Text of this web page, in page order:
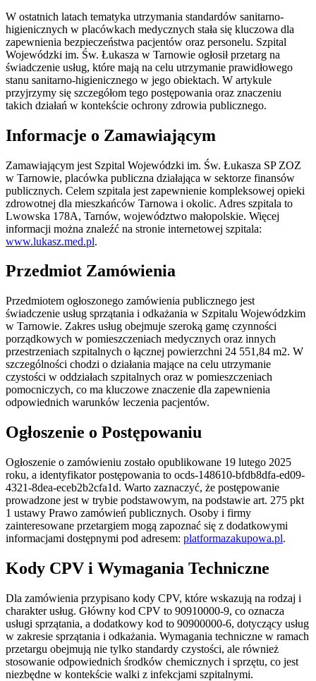
W ostatnich latach tematyka utrzymania standardów sanitarno-
higienicznych w placówkach medycznych stała się kluczowa dla
zapewnienia bezpieczeństwa pacjentów oraz personelu. Szpital
Wojewódzki im. Św. Łukasza w Tarnowie ogłosił przetarg na
świadczenie usług, które mają na celu utrzymanie prawidłowego
stanu sanitarno-higienicznego w jego obiektach. W artykule
przyjrzymy się szczegółom tego postępowania oraz znaczeniu
takich działań w kontekście ochrony zdrowia publicznego.
Informacje o Zamawiającym
Zamawiającym jest Szpital Wojewódzki im. Św. Łukasza SP ZOZ
w Tarnowie, placówka publiczna działająca w sektorze finansów
publicznych. Celem szpitala jest zapewnienie kompleksowej opieki
zdrowotnej dla mieszkańców Tarnowa i okolic. Adres szpitala to
Lwowska 178A, Tarnów, województwo małopolskie. Więcej
informacji można znaleźć na stronie internetowej szpitala:
www.lukasz.med.pl.
Przedmiot Zamówienia
Przedmiotem ogłoszonego zamówienia publicznego jest
świadczenie usług sprzątania i odkażania w Szpitalu Wojewódzkim
w Tarnowie. Zakres usług obejmuje szeroką gamę czynności
porządkowych w pomieszczeniach medycznych oraz innych
przestrzeniach szpitalnych o łącznej powierzchni 24 551,84 m2. W
szczególności chodzi o działania mające na celu utrzymanie
czystości w oddziałach szpitalnych oraz w pomieszczeniach
pomocniczych, co ma kluczowe znaczenie dla zapewnienia
odpowiednich warunków leczenia pacjentów.
Ogłoszenie o Postępowaniu
Ogłoszenie o zamówieniu zostało opublikowane 19 lutego 2025
roku, a identyfikator postępowania to ocds-148610-bfdb8dfa-ed09-
4321-8dea-eceb2b2cfa1d. Warto zaznaczyć, że postępowanie
prowadzone jest w trybie podstawowym, na podstawie art. 275 pkt
1 ustawy Prawo zamówień publicznych. Osoby i firmy
zainteresowane przetargiem mogą zapoznać się z dodatkowymi
informacjami dostępnymi pod adresem: platformazakupowa.pl.
Kody CPV i Wymagania Techniczne
Dla zamówienia przypisano kody CPV, które wskazują na rodzaj i
charakter usług. Główny kod CPV to 90910000-9, co oznacza
usługi sprzątania, a dodatkowy kod to 90900000-6, dotyczący usług
w zakresie sprzątania i odkażania. Wymagania techniczne w ramach
przetargu obejmują nie tylko standardy czystości, ale również
stosowanie odpowiednich środków chemicznych i sprzętu, co jest
niezbędne w kontekście walki z infekcjami szpitalnymi.